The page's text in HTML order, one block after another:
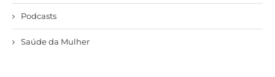
Podcasts
Saúde da Mulher